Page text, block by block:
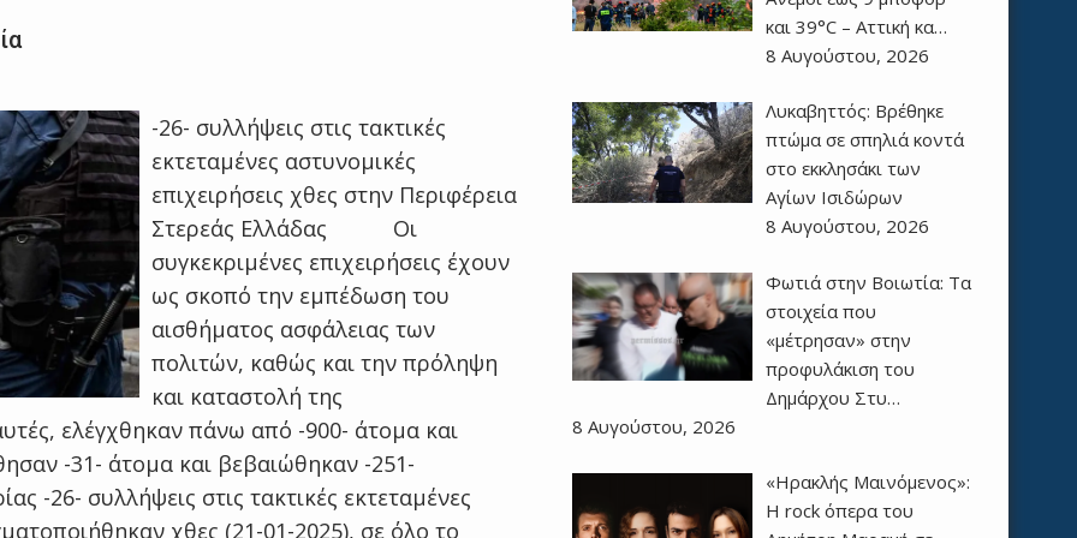
-26- συλλήψεις στις τακτικές
εκτεταμένες αστυνομικές
επιχειρήσεις χθες στην Περιφέρεια
Στερεάς Ελλάδας Οι
συγκεκριμένες επιχειρήσεις έχουν
ως σκοπό την εμπέδωση του
αισθήματος ασφάλειας των
πολιτών, καθώς και την πρόληψη
και καταστολή της
ελέγχθηκαν πάνω από -900- άτομα και
-31- άτομα και βεβαιώθηκαν -251-
-26- συλλήψεις στις τακτικές εκτεταμένες
χθες (21-01-2025), σε όλο το
και 39°C – Αττική κα…
8 Αυγούστου, 2026
Λυκαβηττός: Βρέθηκε
πτώμα σε σπηλιά κοντά
στο εκκλησάκι των
Αγίων Ισιδώρων
8 Αυγούστου, 2026
Φωτιά στην Βοιωτία: Τα
στοιχεία που
«μέτρησαν» στην
προφυλάκιση του
Δημάρχου Στυ…
8 Αυγούστου, 2026
«Ηρακλής Μαινόμενος»:
H rock όπερα του